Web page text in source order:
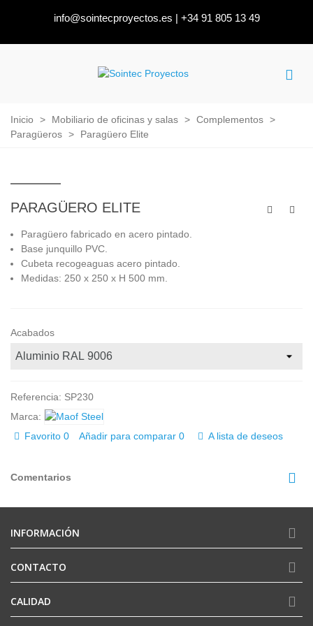
info@sointecproyectos.es | +34 91 805 13 49
Inicio > Mobiliario de oficinas y salas > Complementos >
Paragüeros > Paragüero Elite
PARAGÜERO ELITE
Paragüero fabricado en acero pintado.
Base junquillo PVC.
Cubeta recogeaguas acero pintado.
Medidas: 250 x 250 x H 500 mm.
Acabados
Referencia: SP230
Marca:
Favorito 0 Añadir para comparar 0 A lista de deseos
Comentarios
INFORMACIÓN
CONTACTO
CALIDAD